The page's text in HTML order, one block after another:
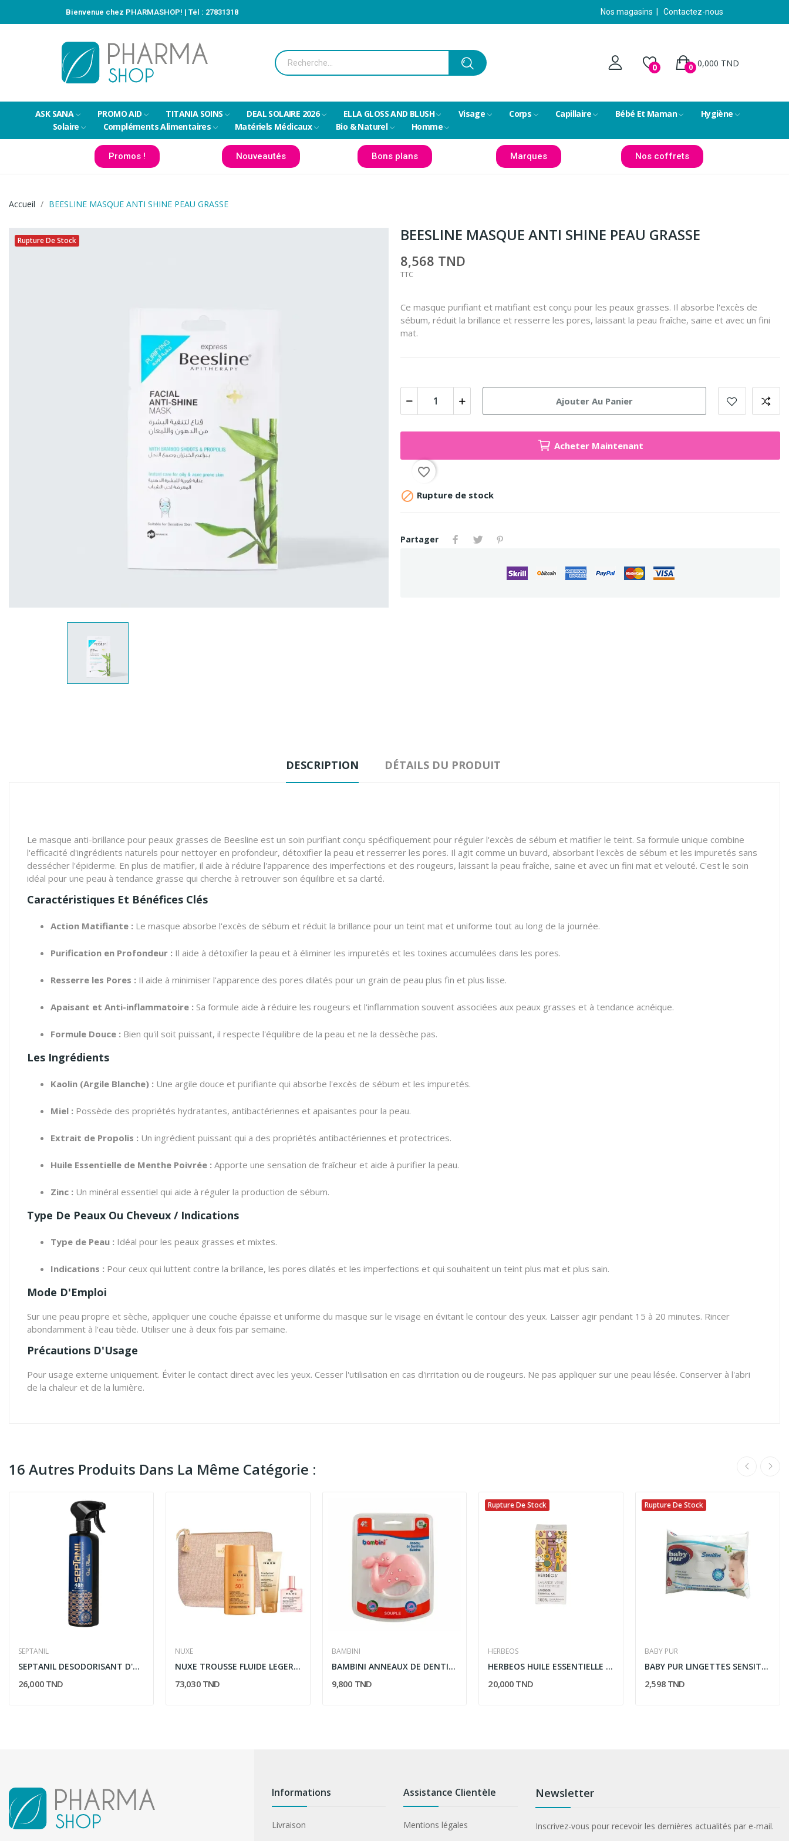
Bienvenue chez PHARMASHOP! | Tél : 27831318 Nos magasins Contactez-nous
0 0,000 TND
0
ASK SANA PROMO AID TITANIA SOINS DEAL SOLAIRE 2026 ELLA GLOSS AND BLUSH Visage Corps Capillaire Bébé Et Maman
Hygiène
Solaire
Compléments Alimentaires Matériels Médicaux Bio & Naturel Homme
Promos ! Nouveautés Bons plans Marques Nos coffrets
Accueil BEESLINE MASQUE ANTI SHINE PEAU GRASSE
Rupture De Stock BEESLINE MASQUE ANTI SHINE PEAU GRASSE
8,568 TND
TTC
Ce masque purifiant et matifiant est conçu pour les peaux grasses. Il absorbe l'excès de
sébum, réduit la brillance et resserre les pores, laissant la peau fraîche, saine et avec un fini
mat.
Ajouter Au Panier
Acheter Maintenant
favorite_border
 Rupture de stock
Partager
DESCRIPTION DÉTAILS DU PRODUIT
Le masque anti-brillance pour peaux grasses de Beesline est un soin purifiant conçu spécifiquement pour réguler l'excès de sébum et matifier le teint. Sa formule unique combine
l'efficacité d'ingrédients naturels pour nettoyer en profondeur, détoxifier la peau et resserrer les pores. Il agit comme un buvard, absorbant l'excès de sébum et les impuretés sans
dessécher l'épiderme. En plus de matifier, il aide à réduire l'apparence des imperfections et des rougeurs, laissant la peau fraîche, saine et avec un fini mat et velouté. C'est le soin
idéal pour une peau à tendance grasse qui cherche à retrouver son équilibre et sa clarté.
Caractéristiques Et Bénéfices Clés
Action Matifiante : Le masque absorbe l'excès de sébum et réduit la brillance pour un teint mat et uniforme tout au long de la journée.
Purification en Profondeur : Il aide à détoxifier la peau et à éliminer les impuretés et les toxines accumulées dans les pores.
Resserre les Pores : Il aide à minimiser l'apparence des pores dilatés pour un grain de peau plus fin et plus lisse.
Apaisant et Anti-inflammatoire : Sa formule aide à réduire les rougeurs et l'inflammation souvent associées aux peaux grasses et à tendance acnéique.
Formule Douce : Bien qu'il soit puissant, il respecte l'équilibre de la peau et ne la dessèche pas.
Les Ingrédients
Kaolin (Argile Blanche) : Une argile douce et purifiante qui absorbe l'excès de sébum et les impuretés.
Miel : Possède des propriétés hydratantes, antibactériennes et apaisantes pour la peau.
Extrait de Propolis : Un ingrédient puissant qui a des propriétés antibactériennes et protectrices.
Huile Essentielle de Menthe Poivrée : Apporte une sensation de fraîcheur et aide à purifier la peau.
Zinc : Un minéral essentiel qui aide à réguler la production de sébum.
Type De Peaux Ou Cheveux / Indications
Type de Peau : Idéal pour les peaux grasses et mixtes.
Indications : Pour ceux qui luttent contre la brillance, les pores dilatés et les imperfections et qui souhaitent un teint plus mat et plus sain.
Mode D'Emploi
Sur une peau propre et sèche, appliquer une couche épaisse et uniforme du masque sur le visage en évitant le contour des yeux. Laisser agir pendant 15 à 20 minutes. Rincer
abondamment à l'eau tiède. Utiliser une à deux fois par semaine.
Précautions D'Usage
Pour usage externe uniquement. Éviter le contact direct avec les yeux. Cesser l'utilisation en cas d'irritation ou de rougeurs. Ne pas appliquer sur une peau lésée. Conserver à l'abri
de la chaleur et de la lumière.
16 Autres Produits Dans La Même Catégorie :
SEPTANIL
SEPTANIL DESODORISANT D'ATMOSPHERE PUISSANT OUD...
26,000 TND
NUXE
NUXE TROUSSE FLUIDE LEGER SPF50+...
73,030 TND
BAMBINI
BAMBINI ANNEAUX DE DENTITION SOUPLE 4M+
9,800 TND
Rupture De Stock
HERBEOS
HERBEOS HUILE ESSENTIELLE LAVANDE VRAIE 5ML
20,000 TND
Rupture De Stock
BABY PUR
BABY PUR LINGETTES SENSITIVES 20 PIECES
2,598 TND
Informations
Livraison
Assistance Clientèle
Mentions légales
Newsletter
Inscrivez-vous pour recevoir les dernières actualités par e-mail.